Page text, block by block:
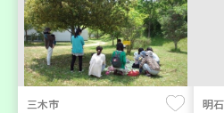
三木市 明